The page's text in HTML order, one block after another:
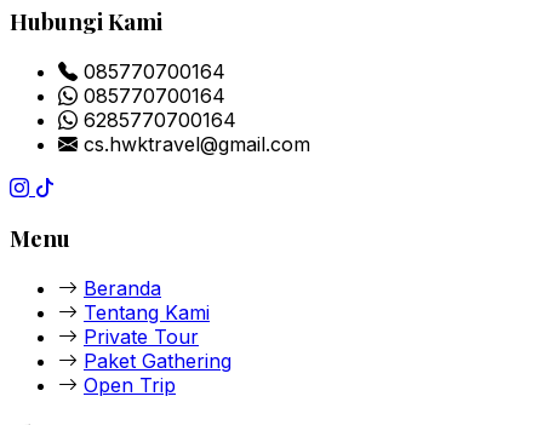
Hubungi Kami
085770700164
085770700164
6285770700164
cs.hwktravel@gmail.com
Menu
Beranda
Tentang Kami
Private Tour
Paket Gathering
Open Trip